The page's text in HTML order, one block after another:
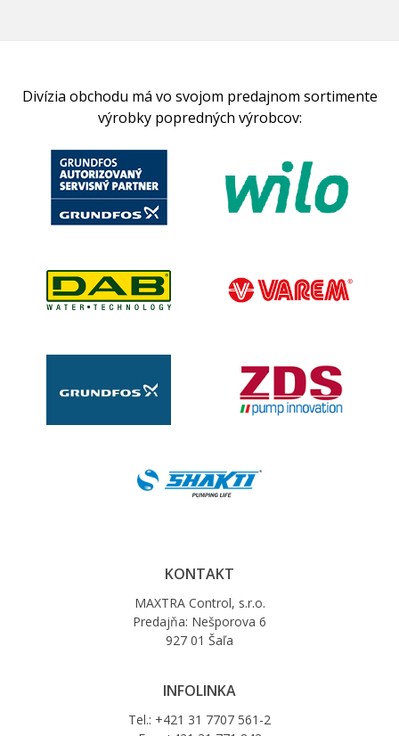
Divízia obchodu má vo svojom predajnom sortimente
výrobky popredných výrobcov:
KONTAKT
MAXTRA Control, s.r.o.
Predajňa: Nešporova 6
927 01 Šaľa
INFOLINKA
Tel.: +421 31 7707 561-2